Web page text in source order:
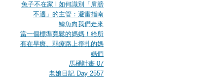
兔子不在家 l 如何識別「肩膀
不適」的主管：避雷指南
鯨魚向我們走來
當一個標準寬鬆的媽媽！給所
有在早療、弱療路上掙扎的媽
媽們
馬桶計畫 07
老娘日記 Day 2557